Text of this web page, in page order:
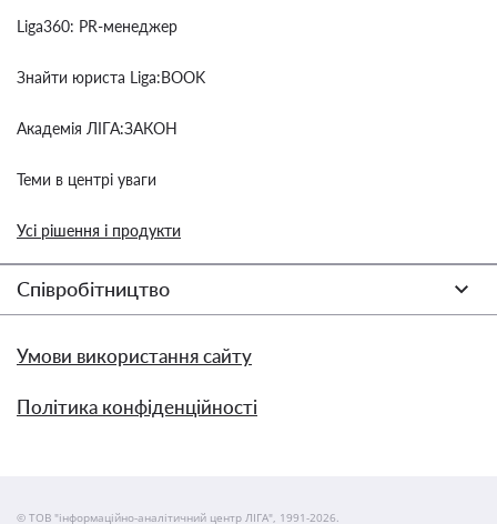
Liga360: PR-менеджер
Знайти юриста Liga:BOOK
Академія ЛІГА:ЗАКОН
Теми в центрі уваги
Усі рішення і продукти
Співробітництво
Умови використання сайту
Політика конфіденційності
© ТОВ "інформаційно-аналітичний центр ЛІГА", 1991-2026.